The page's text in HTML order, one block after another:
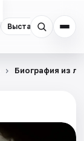
Выставки
Биография из